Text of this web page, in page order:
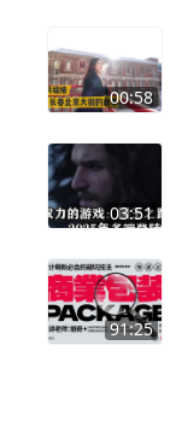
00:58
03:51
91:25